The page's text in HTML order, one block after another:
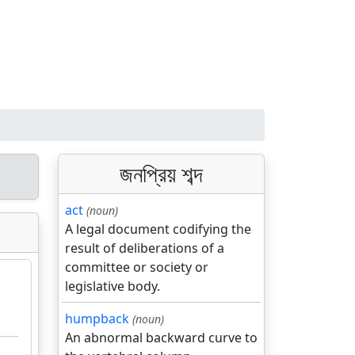
জনপ্রিয় শব্দ
act (noun)
A legal document codifying the
result of deliberations of a
committee or society or
legislative body.
humpback (noun)
An abnormal backward curve to